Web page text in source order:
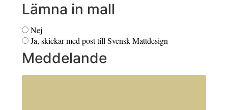
Lämna in mall
Nej
Ja, skickar med post till Svensk Mattdesign
Meddelande